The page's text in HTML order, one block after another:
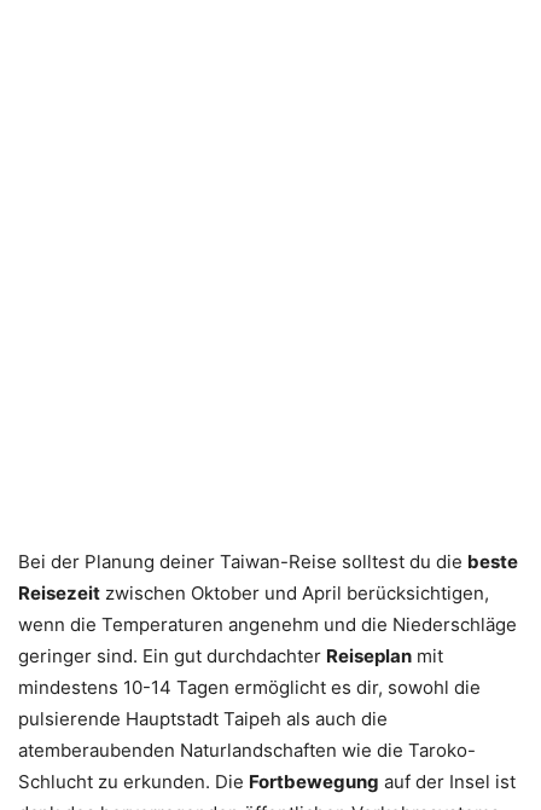
Bei der Planung deiner Taiwan-Reise solltest du die beste
Reisezeit zwischen Oktober und April berücksichtigen,
wenn die Temperaturen angenehm und die Niederschläge
geringer sind. Ein gut durchdachter Reiseplan mit
mindestens 10-14 Tagen ermöglicht es dir, sowohl die
pulsierende Hauptstadt Taipeh als auch die
atemberaubenden Naturlandschaften wie die Taroko-
Schlucht zu erkunden. Die Fortbewegung auf der Insel ist